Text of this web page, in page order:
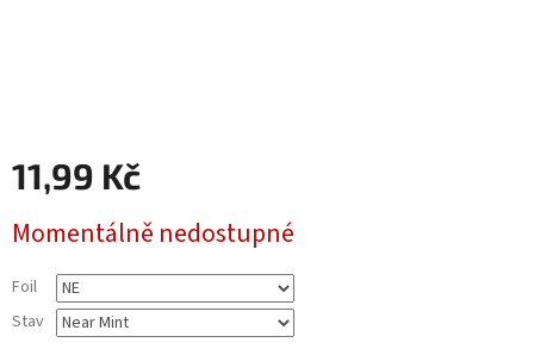
11,99 Kč
cena:
Momentálně nedostupné
Foil
Stav